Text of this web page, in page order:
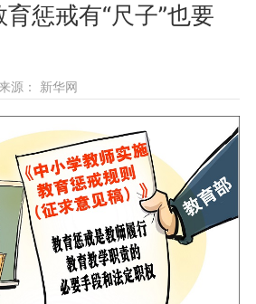
惩戒有“尺子”也要
来源： 新华网